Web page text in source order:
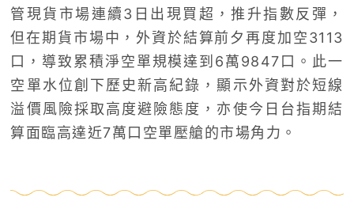
管現貨市場連續3日出現買超，推升指數反彈，
但在期貨市場中，外資於結算前夕再度加空3113
口，導致累積淨空單規模達到6萬9847口。此一
空單水位創下歷史新高紀錄，顯示外資對於短線
溢價風險採取高度避險態度，亦使今日台指期結
算面臨高達近7萬口空單壓艙的市場角力。